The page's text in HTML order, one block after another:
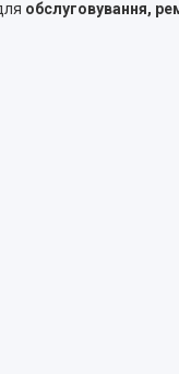
обслуговування,